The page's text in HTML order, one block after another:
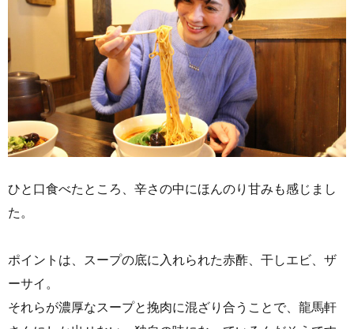
ひと口食べたところ、辛さの中にほんのり甘みも感じまし
た。
ポイントは、スープの底に入れられた赤酢、干しエビ、ザ
ーサイ。
それらが濃厚なスープと挽肉に混ざり合うことで、龍馬軒